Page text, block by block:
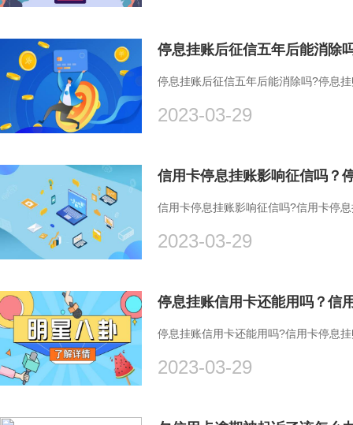
停息挂账后征信五年后能消除
停息挂账后征信五年后能消除吗?停息
2023-03-29
信用卡停息挂账影响征信吗？
信用卡停息挂账影响征信吗?信用卡停
2023-03-29
停息挂账信用卡还能用吗？信
停息挂账信用卡还能用吗?信用卡停息
2023-03-29